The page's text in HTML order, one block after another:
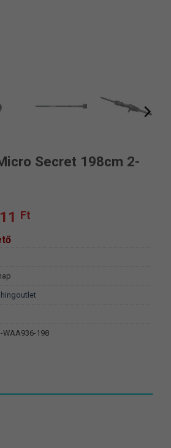
Secret 198cm 2-
Ft
198